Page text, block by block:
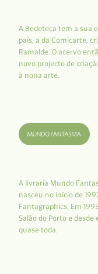
A Bedeteca tem a sua
país, a da Comicarte,
Ramalde. O acervo
novo projecto de
à nona arte.
A livraria Mundo
nasceu no início de
Fantagraphics. Em
Salão do Porto e desde
quase toda.